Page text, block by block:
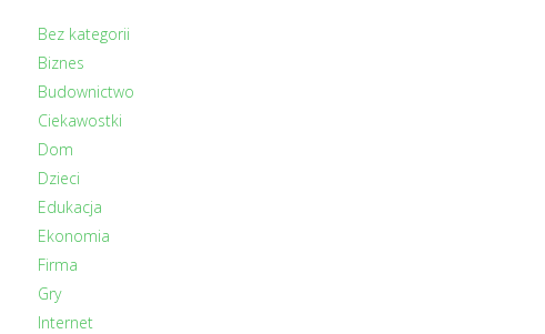
Bez kategorii
Biznes
Budownictwo
Ciekawostki
Dom
Dzieci
Edukacja
Ekonomia
Firma
Gry
Internet